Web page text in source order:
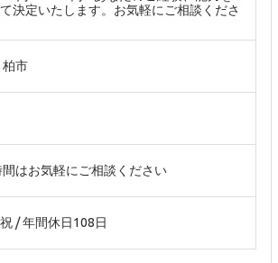
決定いたします。お気軽にご相談くださ
柏市
間はお気軽にご相談ください
/ 年間休日108日